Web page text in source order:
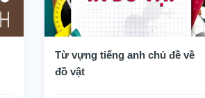
Từ vựng tiếng anh chủ đề về
đồ vật